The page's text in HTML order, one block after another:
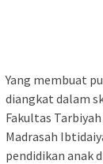
Yang membuat
diangkat dalam
Fakultas
Madrasah
pendidikan anak